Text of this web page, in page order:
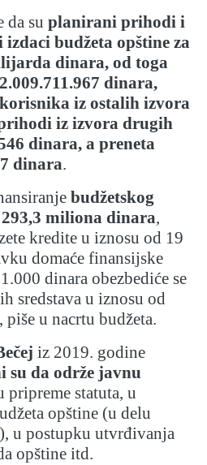
da su planirani prihodi i
budžeta opštine za
dinara, od toga
2.009.711.967 dinara,
iz ostalih izvora
iz izvora drugih
dinara, a preneta
dinara.
budžetskog
miliona dinara,
kredite u iznosu od 19
domaće finansijske
dinara obezbediće se
sredstava u iznosu od
u nacrtu budžeta.
iz 2019. godine
su da održe javnu
pripreme statuta, u
opštine (u delu
u postupku utvrđivanja
opštine itd.